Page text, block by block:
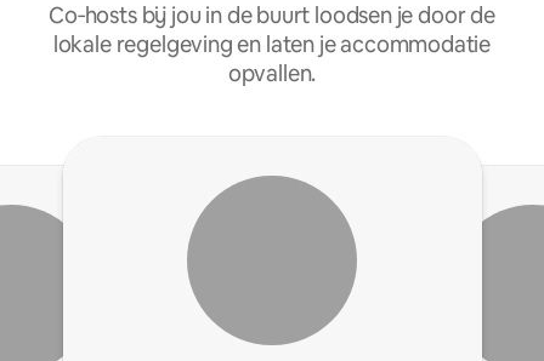
Co‑hosts bij jou in de buurt loodsen je door de
lokale regelgeving en laten je accommodatie
opvallen.